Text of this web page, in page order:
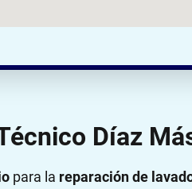
Díaz
para la reparación de